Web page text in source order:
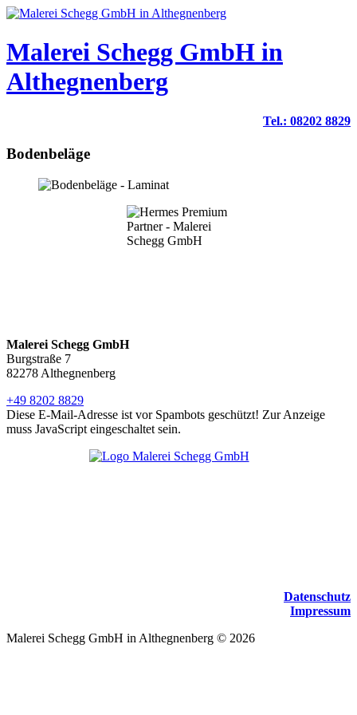
Malerei Schegg GmbH in
Althegnenberg
Tel.: 08202 8829
Bodenbeläge
Malerei Schegg GmbH
Burgstraße 7
82278 Althegnenberg
+49 8202 8829
Diese E-Mail-Adresse ist vor Spambots geschützt! Zur Anzeige
muss JavaScript eingeschaltet sein.
Datenschutz
Impressum
Malerei Schegg GmbH in Althegnenberg © 2026